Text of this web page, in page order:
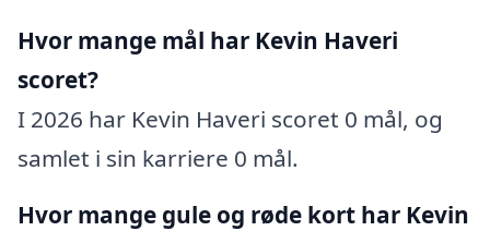
Hvor mange mål har Kevin Haveri
scoret?
I 2026 har Kevin Haveri scoret 0 mål, og
samlet i sin karriere 0 mål.
Hvor mange gule og røde kort har Kevin